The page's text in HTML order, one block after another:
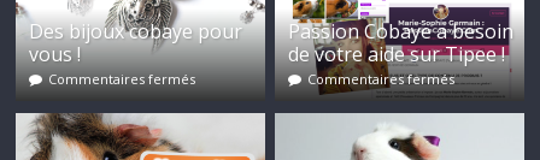
Des bijoux cobaye pour
vous !
Commentaires fermés
Passion Cobaye a besoin
de votre aide sur Tipee !
Commentaires fermés